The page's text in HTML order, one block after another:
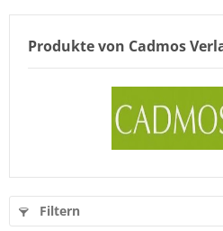
Produkte von Cadmos
Filtern